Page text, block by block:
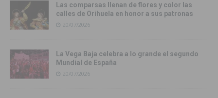
Las comparsas llenan de flores y color las
calles de Orihuela en honor a sus patronas
20/07/2026
La Vega Baja celebra a lo grande el segundo
Mundial de España
20/07/2026